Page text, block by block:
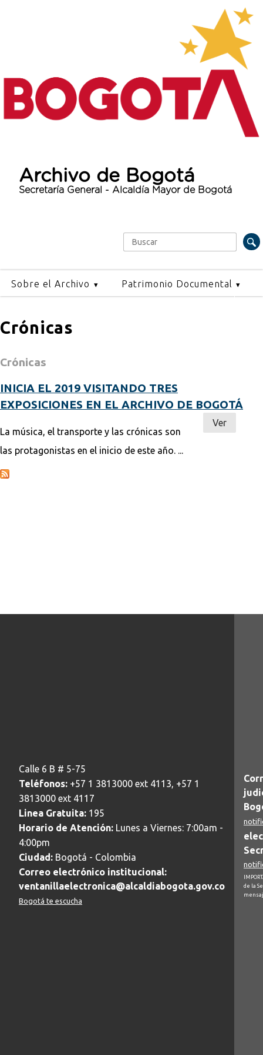
Archivo de Bogotá
Secretaría General - Alcaldía Mayor de Bogotá
Formulario de búsqueda
Buscar
Sobre el Archivo Patrimonio Documental
Crónicas
Crónicas
INICIA EL 2019 VISITANDO TRES
EXPOSICIONES EN EL ARCHIVO DE BOGOTÁ
La música, el transporte y las crónicas son
las protagonistas en el inicio de este año. ...
Ver
Calle 6 B # 5-75
Teléfonos: +57 1 3813000 ext 4113, +57 1
3813000 ext 4117
Linea Gratuita: 195
Horario de Atención: Lunes a Viernes: 7:00am -
4:00pm
Ciudad: Bogotá - Colombia
Correo electrónico institucional:
ventanillaelectronica@alcaldiabogota.gov.co
Bogotá te escucha
de la